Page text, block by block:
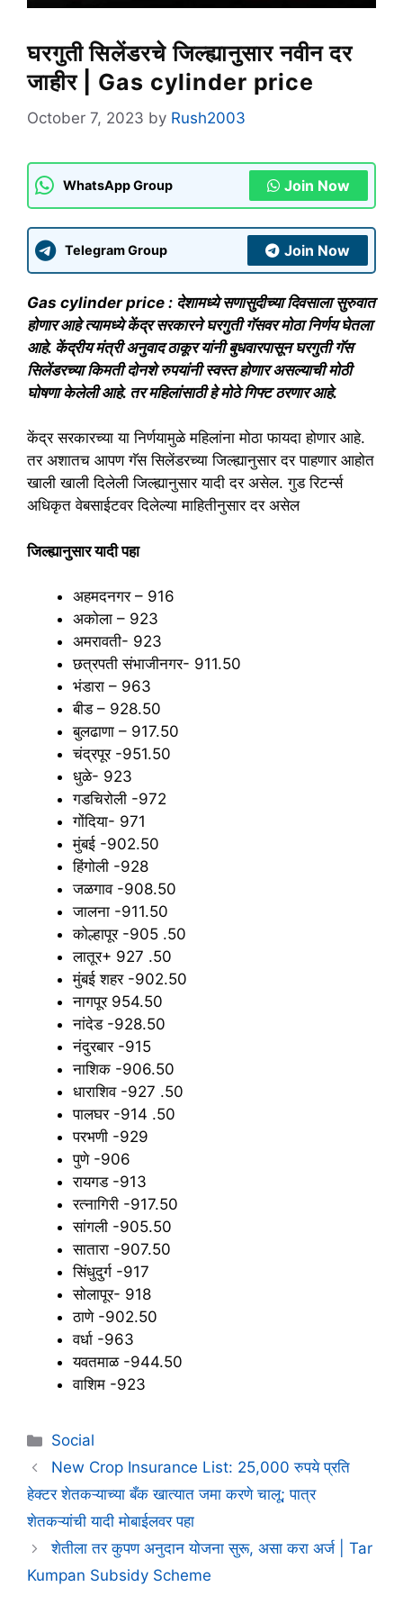
घरगुती सिलेंडरचे जिल्ह्यानुसार नवीन दर
जाहीर | Gas cylinder price
October 7, 2023 by Rush2003
WhatsApp Group Join Now
Telegram Group Join Now
Gas cylinder price : देशामध्ये सणासुदीच्या दिवसाला सुरुवात
होणार आहे त्यामध्ये केंद्र सरकारने घरगुती गॅसवर मोठा निर्णय घेतला
आहे. केंद्रीय मंत्री अनुवाद ठाकूर यांनी बुधवारपासून घरगुती गॅस
सिलेंडरच्या किमती दोनशे रुपयांनी स्वस्त होणार असल्याची मोठी
घोषणा केलेली आहे. तर महिलांसाठी हे मोठे गिफ्ट ठरणार आहे.
केंद्र सरकारच्या या निर्णयामुळे महिलांना मोठा फायदा होणार आहे.
तर अशातच आपण गॅस सिलेंडरच्या जिल्ह्यानुसार दर पाहणार आहोत
खाली खाली दिलेली जिल्ह्यानुसार यादी दर असेल. गुड रिटर्न्स
अधिकृत वेबसाईटवर दिलेल्या माहितीनुसार दर असेल
जिल्ह्यानुसार यादी पहा
अहमदनगर – 916
अकोला – 923
अमरावती- 923
छत्रपती संभाजीनगर- 911.50
भंडारा – 963
बीड – 928.50
बुलढाणा – 917.50
चंद्रपूर -951.50
धुळे- 923
गडचिरोली -972
गोंदिया- 971
मुंबई -902.50
हिंगोली -928
जळगाव -908.50
जालना -911.50
कोल्हापूर -905 .50
लातूर+ 927 .50
मुंबई शहर -902.50
नागपूर 954.50
नांदेड -928.50
नंदुरबार -915
नाशिक -906.50
धाराशिव -927 .50
पालघर -914 .50
परभणी -929
पुणे -906
रायगड -913
रत्नागिरी -917.50
सांगली -905.50
सातारा -907.50
सिंधुदुर्ग -917
सोलापूर- 918
ठाणे -902.50
वर्धा -963
यवतमाळ -944.50
वाशिम -923
Categories
Social
New Crop Insurance List: 25,000 रुपये प्रति
हेक्टर शेतकऱ्याच्या बँक खात्यात जमा करणे चालू; पात्र
शेतकऱ्यांची यादी मोबाईलवर पहा
शेतीला तर कुपण अनुदान योजना सुरू, असा करा अर्ज | Tar
Kumpan Subsidy Scheme